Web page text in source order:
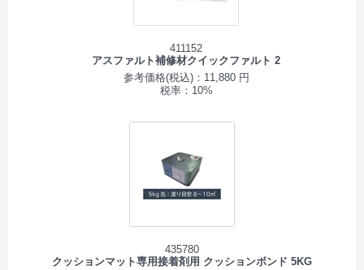
411152
アスファルト補修材クイックファルト 2
参考価格(税込)：11,880 円
税率：10%
435780
クッションマット専用接着剤用 クッションボンド 5KG